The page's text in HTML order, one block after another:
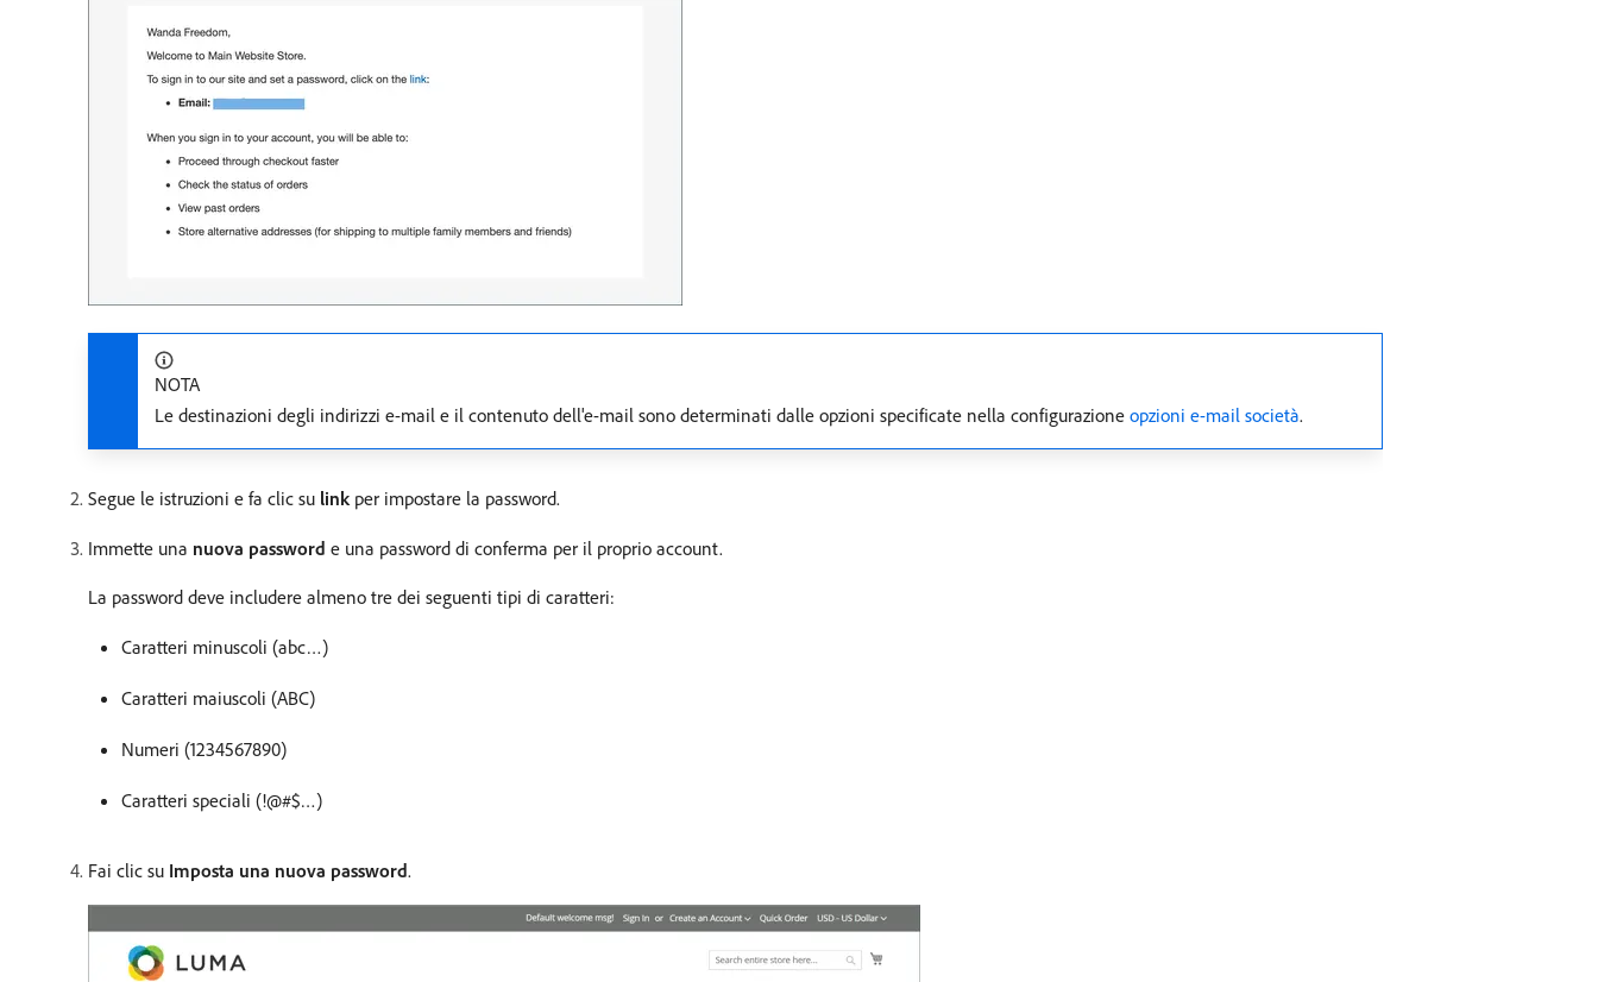
NOTA
Le destinazioni degli indirizzi e-mail e il contenuto dell'e-mail sono determinati dalle opzioni specificate nella configurazione opzioni e-mail società.
Segue le istruzioni e fa clic su linkper impostare la password.
Immette una nuova password e una password di conferma per il proprio account.
La password deve includere almeno tre dei seguenti tipi di caratteri:
Caratteri minuscoli (abc…)
Caratteri maiuscoli (ABC)
Numeri (1234567890)
Caratteri speciali (!@#$…)
Fai clic su Imposta una nuova password.